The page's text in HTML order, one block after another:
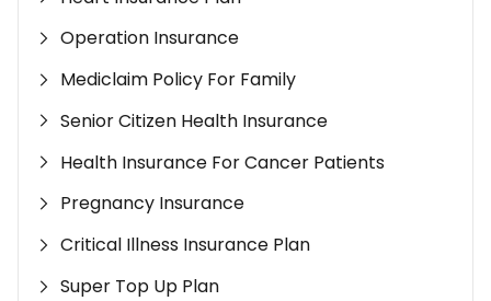
Operation Insurance
Mediclaim Policy For Family
Senior Citizen Health Insurance
Health Insurance For Cancer Patients
Pregnancy Insurance
Critical Illness Insurance Plan
Super Top Up Plan